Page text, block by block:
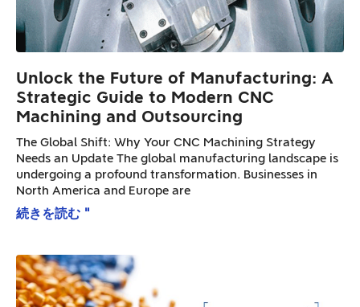
Unlock the Future of Manufacturing: A
Strategic Guide to Modern CNC
Machining and Outsourcing
The Global Shift: Why Your CNC Machining Strategy
Needs an Update The global manufacturing landscape is
undergoing a profound transformation. Businesses in
North America and Europe are
続きを読む "